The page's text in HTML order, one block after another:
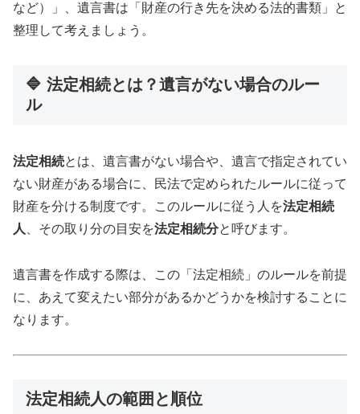
など）」、遺言書は「財産の行き先を決める法的書類」と
整理して考えましょう。
🔷 法定相続とは？遺言がない場合のルー
ル
法定相続とは、遺言書がない場合や、遺言で指定されてい
ない財産がある場合に、民法で定められたルールに従って
財産を分ける制度です。このルールに従う人を法定相続
人、その取り分の目安を法定相続分と呼びます。
遺言書を作成する際は、この「法定相続」のルールを前提
に、あえて変えたい部分があるかどうかを検討することに
なります。
法定相続人の範囲と順位